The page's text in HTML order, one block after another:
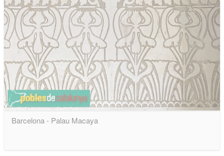
Barcelona - Palau Macaya